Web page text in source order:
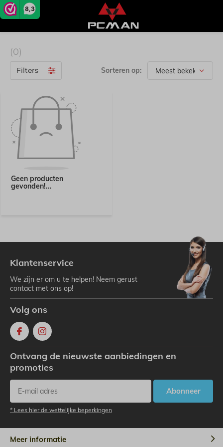
8,3
(0)
Filters Sorteren op:
Geen producten
gevonden!...
Klantenservice
We zijn er om u te helpen! Neem gerust
contact met ons op!
Volg ons
Ontvang de nieuwste aanbiedingen en
promoties
Abonneer
* Lees hier de wettelijke beperkingen
Meer informatie